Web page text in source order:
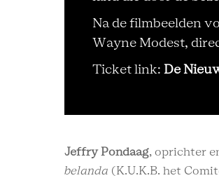
Na de filmbeelden
Wayne Modest,
Ticket link: De
Jeffry Pondaag, oprichter
belanda (K.U.K.B. het